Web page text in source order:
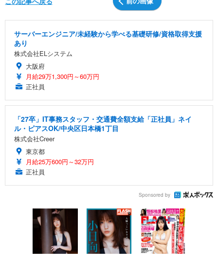
サーバーエンジニア/未経験から学べる基礎研修/資格取得支援
あり
株式会社ELシステム
大阪府
月給29万1,300円～60万円
正社員
「27卒」IT事務スタッフ・交通費全額支給「正社員」ネイ
ル・ピアスOK/中央区日本橋1丁目
株式会社Creer
東京都
月給25万600円～32万円
正社員
Sponsored by